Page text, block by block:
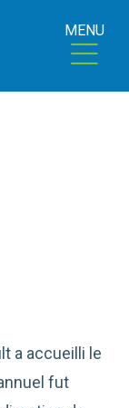
MENU
a accueilli le
fut